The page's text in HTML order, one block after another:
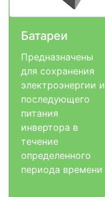
Батареи
Предназначены
для сохранения
электроэнергии и
последующего
питания
инвертора в
течение
определенного
периода времени